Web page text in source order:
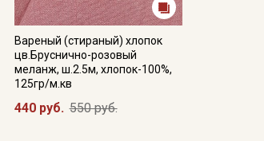
Вареный (стираный) хлопок
цв.Бруснично-розовый
меланж, ш.2.5м, хлопок-100%,
125гр/м.кв
440 руб. 550 руб.